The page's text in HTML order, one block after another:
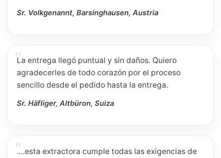
Sr. Volkgenannt, Barsinghausen, Austria
La entrega llegó puntual y sin daños. Quiero
agradecerles de todo corazón por el proceso
sencillo desde el pedido hasta la entrega.
Sr. Häfliger, Altbüron, Suiza
....esta extractora cumple todas las exigencias de